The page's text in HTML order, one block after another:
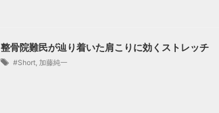
整骨院難民が辿り着いた肩こりに効くストレッチ
#Short, 加藤純一